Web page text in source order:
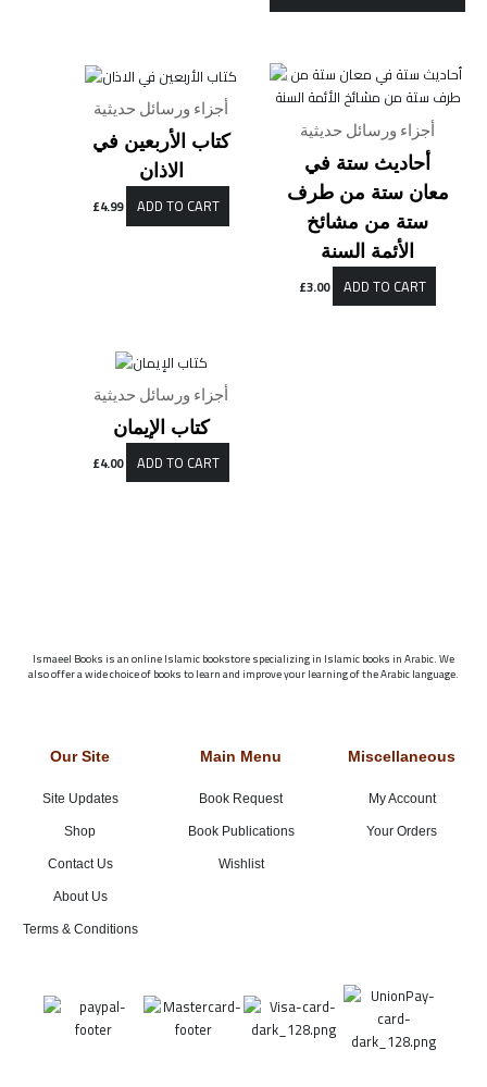
أجزاء ورسائل حديثية
كتاب الأربعين في
الاذان
£4.99 ADD TO CART
أجزاء ورسائل حديثية
أحاديث ستة في
معان ستة من طرف
ستة من مشائخ
الأئمة السنة
£3.00 ADD TO CART
أجزاء ورسائل حديثية
كتاب الإيمان
£4.00 ADD TO CART
Ismaeel Books is an online Islamic bookstore specializing in Islamic books in Arabic. We
also offer a wide choice of books to learn and improve your learning of the Arabic language.
Our Site
Site Updates
Shop
Contact Us
About Us
Terms & Conditions
Main Menu
Book Request
Book Publications
Wishlist
Miscellaneous
My Account
Your Orders